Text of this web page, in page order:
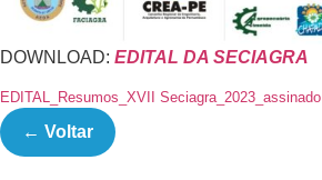
DOWNLOAD: EDITAL DA SECIAGRA
EDITAL_Resumos_XVII Seciagra_2023_assinado
← Voltar